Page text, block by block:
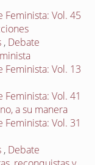
Feminista: Vol. 45
, Debate
Feminista: Vol. 13
Feminista: Vol. 41
a su manera
Feminista: Vol. 31
, Debate